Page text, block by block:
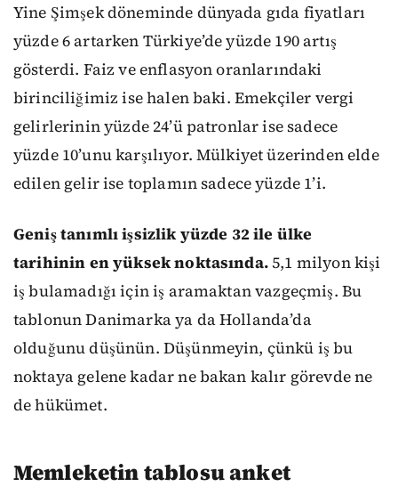
Yine Şimşek döneminde dünyada gıda fiyatları
yüzde 6 artarken Türkiye’de yüzde 190 artış
gösterdi. Faiz ve enflasyon oranlarındaki
birinciliğimiz ise halen baki. Emekçiler vergi
gelirlerinin yüzde 24’ü patronlar ise sadece
yüzde 10’unu karşılıyor. Mülkiyet üzerinden elde
edilen gelir ise toplamın sadece yüzde 1’i.
Geniş tanımlı işsizlik yüzde 32 ile ülke
tarihinin en yüksek noktasında.5,1 milyon kişi
iş bulamadığı için iş aramaktan vazgeçmiş. Bu
tablonun Danimarka ya da Hollanda’da
olduğunu düşünün. Düşünmeyin, çünkü iş bu
noktaya gelene kadar ne bakan kalır görevde ne
de hükümet.
Memleketin tablosu anket